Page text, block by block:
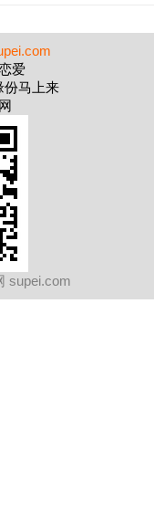
爱
份马上来
supei.com